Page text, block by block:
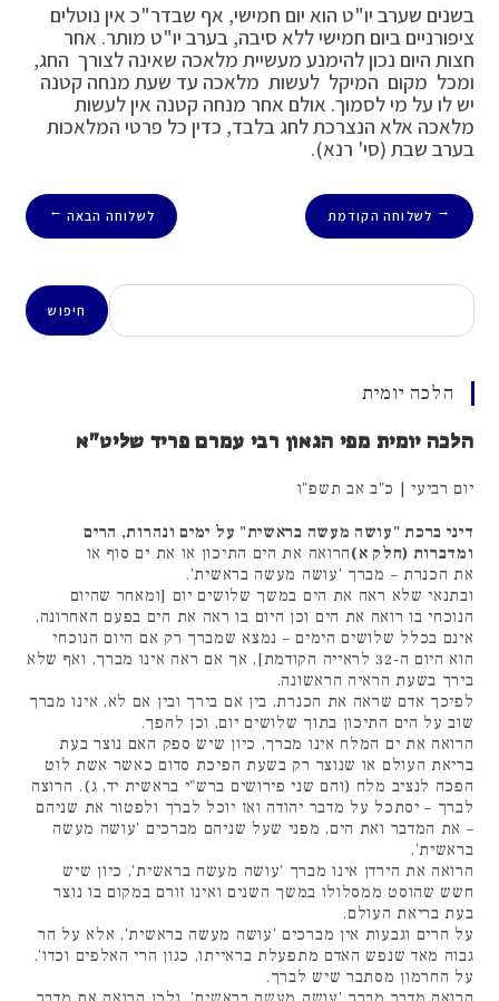
בשנים שערב יו"ט הוא יום חמישי, אף שבדר"כ אין נוטלים
ציפורניים ביום חמישי ללא סיבה, בערב יו"ט מותר. אחר
חצות היום נכון להימנע מעשיית מלאכה שאינה לצורך החג,
ומכל מקום המיקל לעשות מלאכה עד שעת מנחה קטנה
יש לו על מי לסמוך. אולם אחר מנחה קטנה אין לעשות
מלאכה אלא הנצרכת לחג בלבד, כדין כל פרטי המלאכות
בערב שבת (סי' רנא).
← לשלוחה הקודמת לשלוחה הבאה →
חיפוש
חיפוש
הלכה יומית
הלכה יומית מפי הגאון רבי עמרם פריד שליט"א
יום רביעי | כ"ב אב תשפ"ו
דיני ברכת "עושה מעשה בראשית" על ימים ונהרות, הרים
ומדברות (חלק א)הרואה את הים התיכון או את ים סוף או
את הכנרת – מברך 'עושה מעשה בראשית'.
ובתנאי שלא ראה את הים במשך שלושים יום [ומאחר שהיום
הנוכחי בו רואה את הים וכן היום בו ראה את הים בפעם האחרונה,
אינם בכלל שלושים הימים – נמצא שמברך רק אם היום הנוכחי
הוא היום ה-32 לראייה הקודמת], אך אם ראה אינו מברך, ואף שלא
בירך בשעת הראיה הראשונה.
לפיכך אדם שראה את הכנרת, בין אם בירך ובין אם לא, אינו מברך
שוב על הים התיכון בתוך שלושים יום, וכן להפך.
הרואה את ים המלח אינו מברך, כיון שיש ספק האם נוצר בעת
בריאת העולם או שנוצר רק בשעת הפיכת סדום כאשר אשת לוט
הפכה לנציב מלח (והם שני פירושים ברש"י בראשית יד, ג). הרוצה
לברך – יסתכל על מדבר יהודה ואז יוכל לברך ולפטור את שניהם
– את המדבר ואת הים, מפני שעל שניהם מברכים 'עושה מעשה
בראשית'.
הרואה את הירדן אינו מברך 'עושה מעשה בראשית', כיון שיש
חשש שהוסט ממסלולו במשך השנים ואינו זורם במקום בו נוצר
בעת בריאת העולם.
על הרים וגבעות אין מברכים 'עושה מעשה בראשית', אלא על הר
גבוה מאד שנפש האדם מתפעלת בראייתו, כגון הרי האלפים וכדו'.
על החרמון מסתבר שיש לברך.